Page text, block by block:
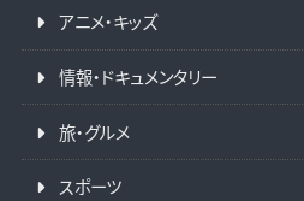
アニメ・キッズ
情報・ドキュメンタリー
旅・グルメ
スポーツ